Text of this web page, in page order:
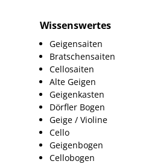
Wissenswertes
Geigensaiten
Bratschensaiten
Cellosaiten
Alte Geigen
Geigenkasten
Dörfler Bogen
Geige / Violine
Cello
Geigenbogen
Cellobogen